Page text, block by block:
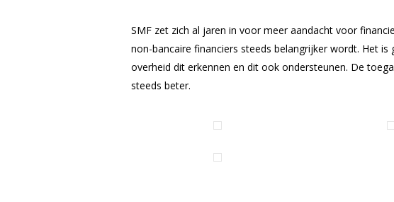
SMF zet zich al jaren in voor meer aandacht voor
non-bancaire financiers steeds belangrijker wordt. Het
overheid dit erkennen en dit ook ondersteunen. De
steeds beter.